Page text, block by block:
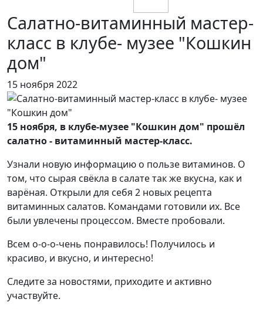
Салатно-витаминный мастер-
класс в клубе- музее "Кошкин
дом"
15 ноября 2022
15 ноября, в клубе-музее "Кошкин дом" прошёл
салатно - витаминный мастер-класс.
Узнали новую информацию о пользе витаминов. О
том, что сырая свёкла в салате так же вкусна, как и
варёная. Открыли для себя 2 новых рецепта
витаминных салатов. Командами готовили их. Все
были увлечены процессом. Вместе пробовали.
Всем о-о-о-чень понравилось! Получилось и
красиво, и вкусно, и интересно!
Следите за новостями, приходите и активно
участвуйте.